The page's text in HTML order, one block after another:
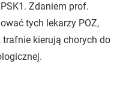
Zdaniem prof.
tych lekarzy POZ,
kierują chorych do